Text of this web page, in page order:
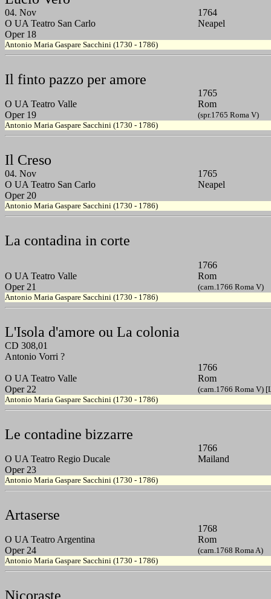
04. Nov
1764
O UA Teatro San Carlo
Neapel
Oper 18
Antonio Maria Gaspare Sacchini (1730 - 1786)
Il finto pazzo per amore
1765
O UA Teatro Valle
Rom
Oper 19
(spr.1765 Roma V)
Antonio Maria Gaspare Sacchini (1730 - 1786)
Il Creso
04. Nov
1765
O UA Teatro San Carlo
Neapel
Oper 20
Antonio Maria Gaspare Sacchini (1730 - 1786)
La contadina in corte
1766
O UA Teatro Valle
Rom
Oper 21
(carn.1766 Roma V)
Antonio Maria Gaspare Sacchini (1730 - 1786)
L'Isola d'amore ou La colonia
CD 308,01
Antonio Vorri ?
1766
O UA Teatro Valle
Rom
Oper 22
(carn.1766 Roma V)
Antonio Maria Gaspare Sacchini (1730 - 1786)
Le contadine bizzarre
1766
O UA Teatro Regio Ducale
Mailand
Oper 23
Antonio Maria Gaspare Sacchini (1730 - 1786)
Artaserse
1768
O UA Teatro Argentina
Rom
Oper 24
(carn.1768 Roma A)
Antonio Maria Gaspare Sacchini (1730 - 1786)
Nicoraste